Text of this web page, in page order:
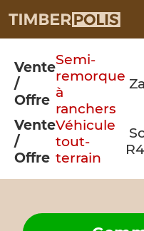
Vente
/
Offre
Semi-
remorque
à
ranchers
Vente
/
Offre
Véhicule
tout-
terrain